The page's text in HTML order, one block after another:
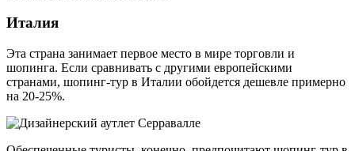
Италия
Эта страна занимает первое место в мире торговли и
шопинга. Если сравнивать с другими европейскими
странами, шопинг-тур в Италии обойдется дешевле примерно
на 20-25%.